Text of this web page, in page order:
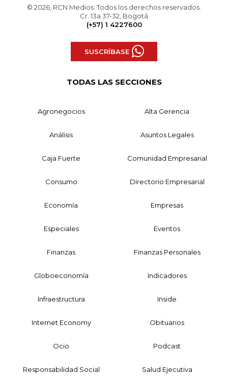
© 2026, RCN Medios. Todos los derechos reservados.
Cr. 13a 37-32, Bogotá
(+57) 1 4227600
SUSCRÍBASE
TODAS LAS SECCIONES
Agronegocios Alta Gerencia
Análisis Asuntos Legales
Caja Fuerte Comunidad Empresarial
Consumo Directorio Empresarial
Economía Empresas
Especiales Eventos
Finanzas Finanzas Personales
Globoeconomía Indicadores
Infraestructura Inside
Internet Economy Obituarios
Ocio Podcast
Responsabilidad Social Salud Ejecutiva